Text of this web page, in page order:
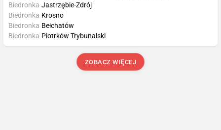
Biedronka Jastrzębie-Zdrój
Biedronka Krosno
Biedronka Bełchatów
Biedronka Piotrków Trybunalski
ZOBACZ WIĘCEJ